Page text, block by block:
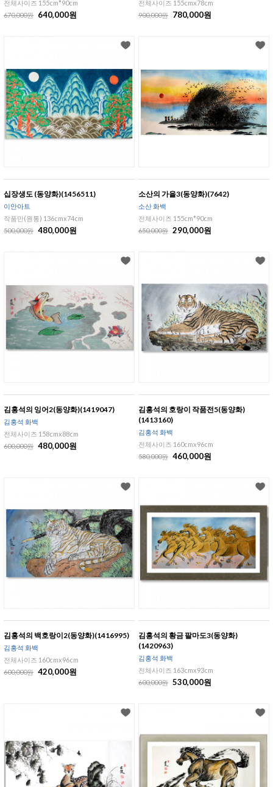
전체사이즈 155cm*90cm
670,000원
640,000원
전체사이즈 155cmx78cm
900,000원
780,000원
십장생도 (동양화)(1456511)
이안아트
작품만(원통) 136cmx74cm
500,000원 480,000원
소산의 가을3(동양화)(7642)
소산 화백
전체사이즈 155cm*90cm
650,000원 290,000원
김홍석의 잉어2(동양화)(1419047)
김홍석 화백
전체사이즈 158cmx88cm
600,000원 480,000원
김홍석의 호랑이 작품전5(동양화)
(1413160)
김홍석 화백
전체사이즈 160cmx96cm
580,000원 460,000원
김홍석의 백호랑이2(동양화)(1416995)
김홍석 화백
전체사이즈 160cmx96cm
600,000원 420,000원
김홍석의 황금 팔마도3(동양화)
(1420963)
김홍석 화백
전체사이즈 163cmx93cm
600,000원 530,000원